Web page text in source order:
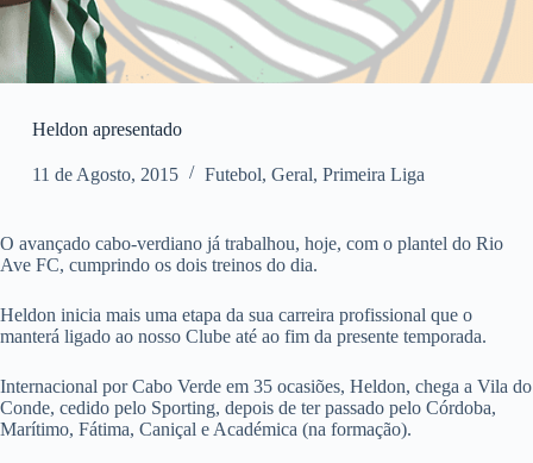
Heldon apresentado
11 de Agosto, 2015 Futebol, Geral, Primeira Liga
O avançado cabo-verdiano já trabalhou, hoje, com o plantel do Rio
Ave FC, cumprindo os dois treinos do dia.
Heldon inicia mais uma etapa da sua carreira profissional que o
manterá ligado ao nosso Clube até ao fim da presente temporada.
Internacional por Cabo Verde em 35 ocasiões, Heldon, chega a Vila do
Conde, cedido pelo Sporting, depois de ter passado pelo Córdoba,
Marítimo, Fátima, Caniçal e Académica (na formação).